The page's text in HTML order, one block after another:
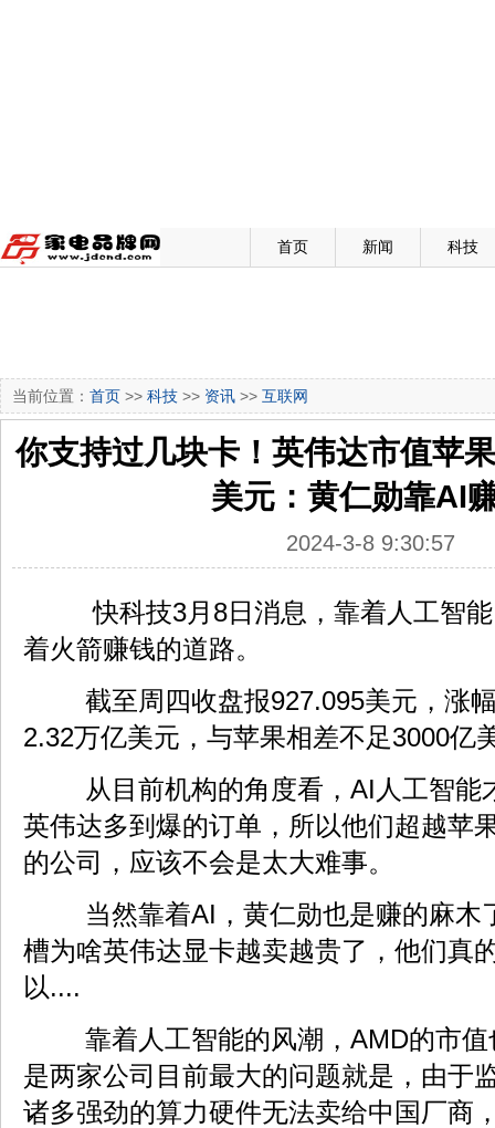
首页 新闻 科技
当前位置： 首页 >> 科技 >> 资讯 >> 互联网
你支持过几块卡！英伟达市值苹
美元：黄仁勋靠AI
2024-3-8 9:30:57
快科技3月8日消息，靠着人工智能
着火箭赚钱的道路。
截至周四收盘报927.095美元，涨
2.32万亿美元，与苹果相差不足3000亿
从目前机构的角度看，AI人工智能
英伟达多到爆的订单，所以他们超越苹
的公司，应该不会是太大难事。
当然靠着AI，黄仁勋也是赚的麻木
槽为啥英伟达显卡越卖越贵了，他们真
以....
靠着人工智能的风潮，AMD的市值
是两家公司目前最大的问题就是，由于
诸多强劲的算力硬件无法卖给中国厂商